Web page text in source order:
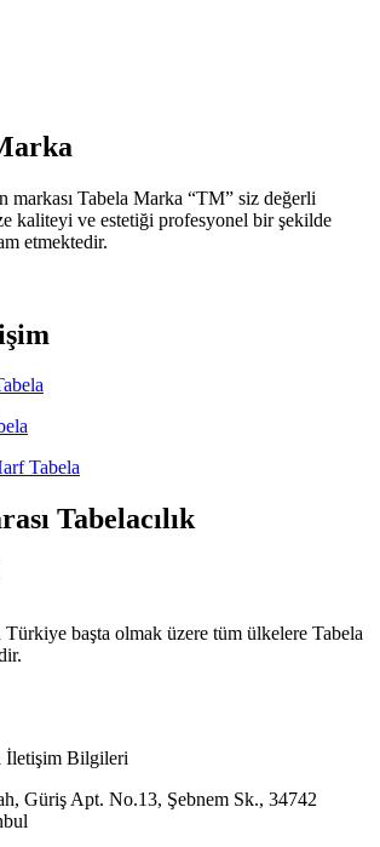
markası Tabela Marka “TM” siz değerli
kaliteyi ve estetiği profesyonel bir şekilde
etmektedir.
Tabela
Tabelacılık
başta olmak üzere tüm ülkelere Tabela
İletişim Bilgileri
Güriş Apt. No.13, Şebnem Sk., 34742